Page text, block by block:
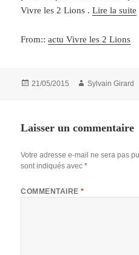
Vivre les 2 Lions .Lire la suite
From::actu Vivre les 2 Lions
Publié
21/05/2015 Auteur
Sylvain Girard
Laisser un commentaire
Votre adresse e-mail ne sera pas
sont indiqués avec*
COMMENTAIRE*